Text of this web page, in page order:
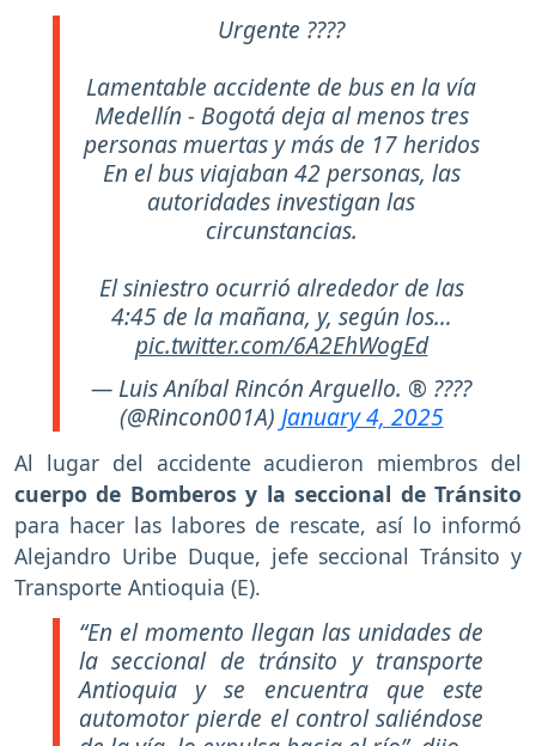
Urgente ????
Lamentable accidente de bus en la vía
Medellín - Bogotá deja al menos tres
personas muertas y más de 17 heridos
En el bus viajaban 42 personas, las
autoridades investigan las
circunstancias.
El siniestro ocurrió alrededor de las
4:45 de la mañana, y, según los…
pic.twitter.com/6A2EhWogEd
— Luis Aníbal Rincón Arguello. ® ????
(@Rincon001A) January 4, 2025
Al lugar del accidente acudieron miembros del
cuerpo de Bomberos y la seccional de Tránsito
para hacer las labores de rescate, así lo informó
Alejandro Uribe Duque, jefe seccional Tránsito y
Transporte Antioquia (E).
“En el momento llegan las unidades de
la seccional de tránsito y transporte
Antioquia y se encuentra que este
automotor pierde el control saliéndose